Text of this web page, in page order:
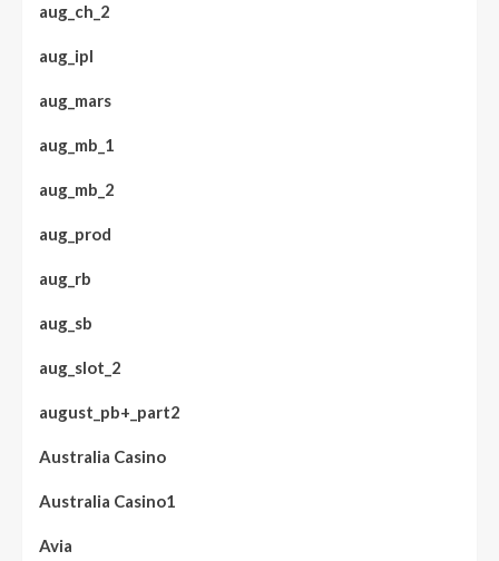
aug_ch_2
aug_ipl
aug_mars
aug_mb_1
aug_mb_2
aug_prod
aug_rb
aug_sb
aug_slot_2
august_pb+_part2
Australia Casino
Australia Casino1
Avia